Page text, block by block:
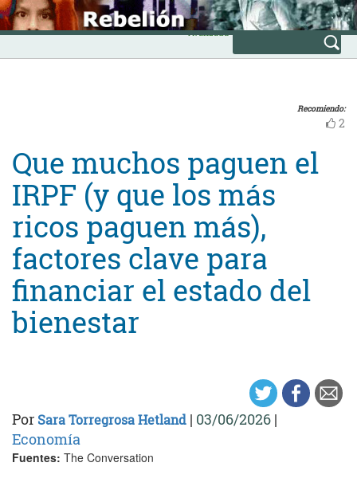
Skip
to
content
INICIO
Avanzada
Recomiendo:
2
Que muchos paguen el
IRPF (y que los más
ricos paguen más),
factores clave para
financiar el estado del
bienestar
Por Sara Torregrosa Hetland | 03/06/2026 |
Economía
Fuentes: The Conversation